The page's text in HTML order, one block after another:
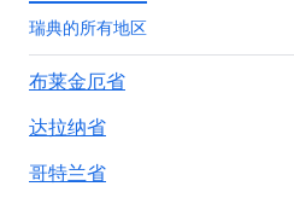
瑞典的所有地区
布莱金厄省
达拉纳省
哥特兰省